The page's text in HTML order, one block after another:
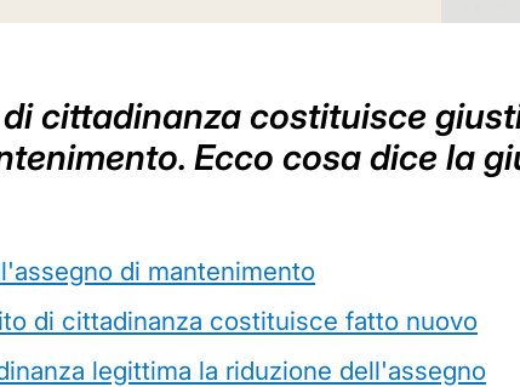
cittadinanza costituisce
Ecco cosa dice la
di mantenimento
di cittadinanza costituisce fatto nuovo
legittima la riduzione dell'assegno